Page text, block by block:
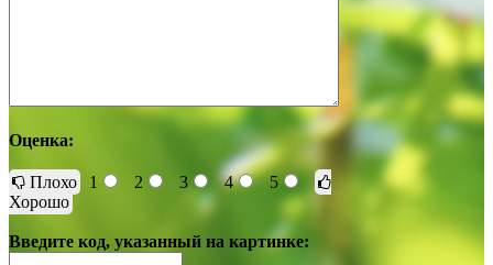
Оценка:
Плохо 1 2 3 4
5
Хорошо
Введите код, указанный на картинке: